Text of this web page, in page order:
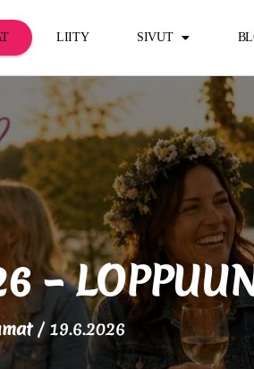
LIITY SIVUT
–
/ 19.6.2026